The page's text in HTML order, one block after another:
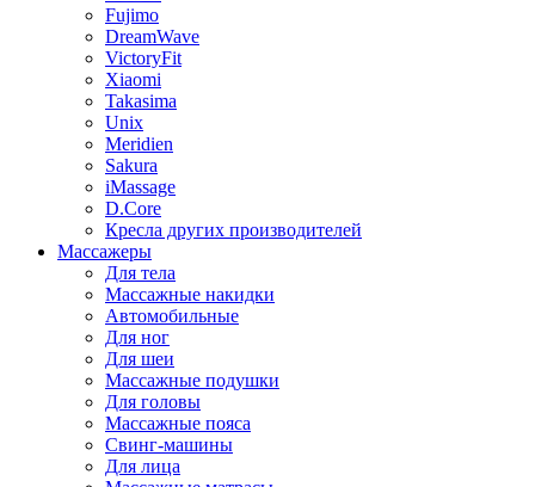
Fujimo
DreamWave
VictoryFit
Xiaomi
Takasima
Unix
Meridien
Sakura
iMassage
D.Core
Кресла других производителей
Массажеры
Для тела
Массажные накидки
Автомобильные
Для ног
Для шеи
Массажные подушки
Для головы
Массажные пояса
Свинг-машины
Для лица